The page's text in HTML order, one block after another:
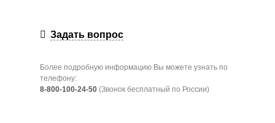
Задать вопрос
Более подробную информацию Вы можете узнать по
телефону:
8-800-100-24-50 (Звонок бесплатный по России)